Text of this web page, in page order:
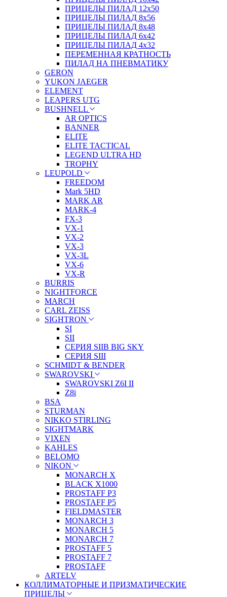
ПРИЦЕЛЫ ПИЛАД 12х50
ПРИЦЕЛЫ ПИЛАД 8х56
ПРИЦЕЛЫ ПИЛАД 8х48
ПРИЦЕЛЫ ПИЛАД 6х42
ПРИЦЕЛЫ ПИЛАД 4х32
ПЕРЕМЕННАЯ КРАТНОСТЬ
ПИЛАД НА ПНЕВМАТИКУ
GERON
YUKON JAEGER
ELEMENT
LEAPERS UTG
BUSHNELL
AR OPTICS
BANNER
ELITE
ELITE TACTICAL
LEGEND ULTRA HD
TROPHY
LEUPOLD
FREEDOM
Mark 5HD
MARK AR
MARK-4
FX-3
VX-1
VX-2
VX-3
VX-3L
VX-6
VX-R
BURRIS
NIGHTFORCE
MARCH
CARL ZEISS
SIGHTRON
SI
SII
СЕРИЯ SIIB BIG SKY
СЕРИЯ SIII
SCHMIDT & BENDER
SWAROVSKI
SWAROVSKI Z6I II
Z8i
BSA
STURMAN
NIKKO STIRLING
SIGHTMARK
VIXEN
KAHLES
BELOMO
NIKON
MONARCH X
BLACK X1000
PROSTAFF P3
PROSTAFF P5
FIELDMASTER
MONARCH 3
MONARCH 5
MONARCH 7
PROSTAFF 5
PROSTAFF 7
PROSTAFF
ARTELV
КОЛЛИМАТОРНЫЕ И ПРИЗМАТИЧЕСКИЕ
ПРИЦЕЛЫ